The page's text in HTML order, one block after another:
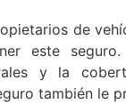
de
este
y la
también le